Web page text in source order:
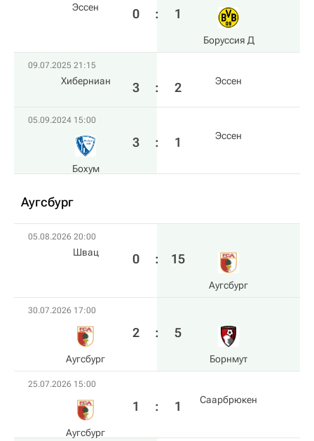
Эссен 0 : 1
Боруссия Д
09.07.2025 21:15
Хиберниан 3 : 2 Эссен
05.09.2024 15:00
Бохум
3 : 1 Эссен
Аугсбург
05.08.2026 20:00
Швац 0 : 15
Аугсбург
30.07.2026 17:00
Аугсбург
2 : 5
Борнмут
25.07.2026 15:00
Аугсбург
1 : 1 Саарбрюкен